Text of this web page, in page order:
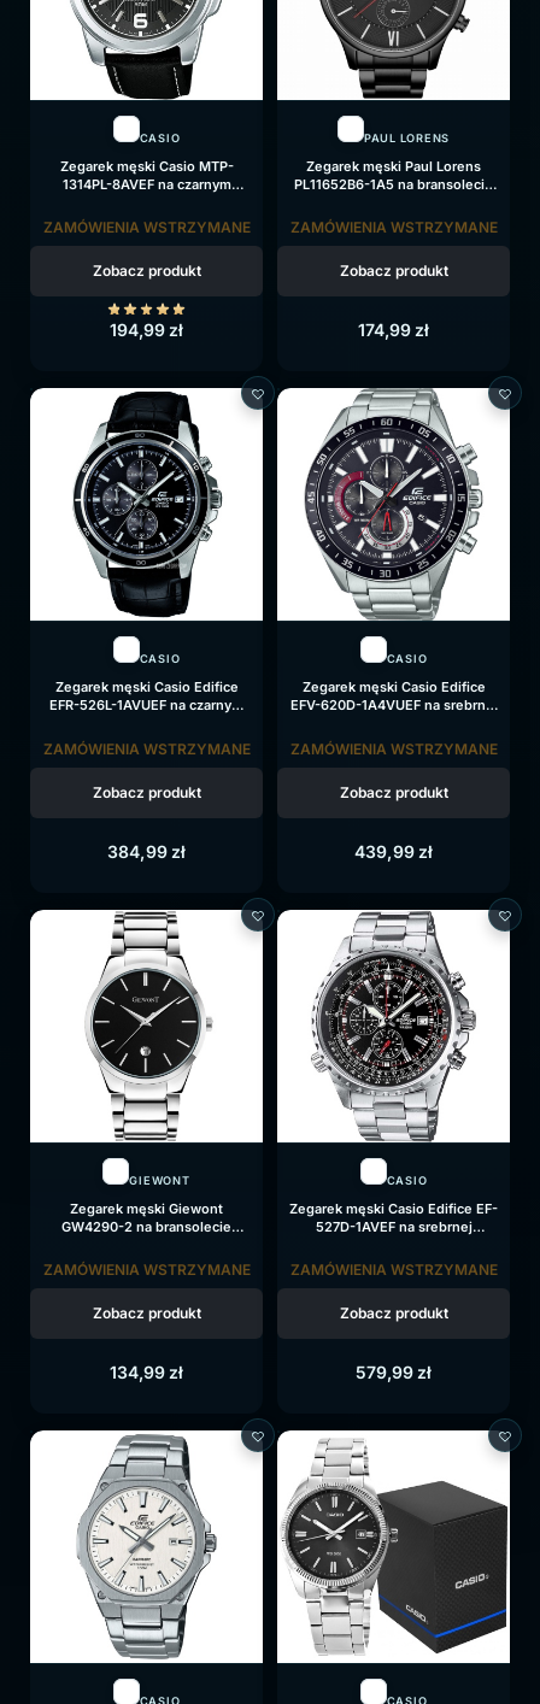
CASIO
Zegarek męski Casio MTP-
1314PL-8AVEF na czarnym
194,99 zł
ZAMÓWIENIA WSTRZYMANE
Zobacz produkt
PAUL LORENS
Zegarek męski Paul Lorens
PL11652B6-1A5 na bransolecie
174,99 zł
ZAMÓWIENIA WSTRZYMANE
Zobacz produkt
CASIO
Zegarek męski Casio Edifice
EFR-526L-1AVUEF na czarnym
384,99 zł
ZAMÓWIENIA WSTRZYMANE
Zobacz produkt
CASIO
Zegarek męski Casio Edifice
EFV-620D-1A4VUEF na srebrnej
439,99 zł
ZAMÓWIENIA WSTRZYMANE
Zobacz produkt
GIEWONT
Zegarek męski Giewont
GW4290-2 na bransolecie
134,99 zł
ZAMÓWIENIA WSTRZYMANE
Zobacz produkt
CASIO
Zegarek męski Casio Edifice EF-
527D-1AVEF na srebrnej
579,99 zł
ZAMÓWIENIA WSTRZYMANE
Zobacz produkt
CASIO CASIO